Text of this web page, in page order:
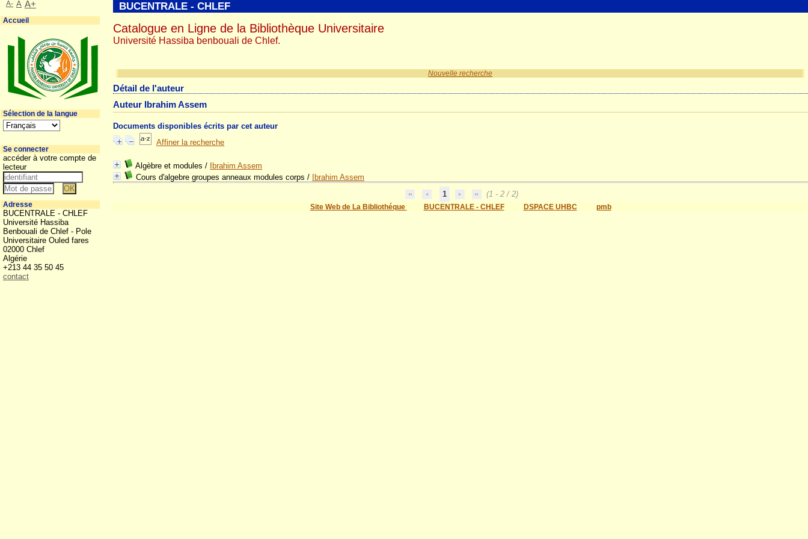
Nouvelle recherche
Détail de l'auteur
Auteur Ibrahim Assem
Documents disponibles écrits par cet auteur
Affiner la recherche
Algèbre et modules /
Ibrahim Assem
Cours d'algebre groupes anneaux modules corps /
Ibrahim Assem
1
(1 - 2 / 2)
Site Web de La Bibliothéque BUCENTRALE - CHLEF DSPACE UHBC pmb
BUCENTRALE - CHLEF
Catalogue en Ligne de la Bibliothèque Universitaire
Université Hassiba benbouali de Chlef.
A- A A+
Accueil
Sélection de la langue
Se connecter
accéder à votre compte de
lecteur
Adresse
BUCENTRALE - CHLEF
Université Hassiba
Benbouali de Chlef - Pole
Universitaire Ouled fares
02000 Chlef
Algérie
+213 44 35 50 45
contact